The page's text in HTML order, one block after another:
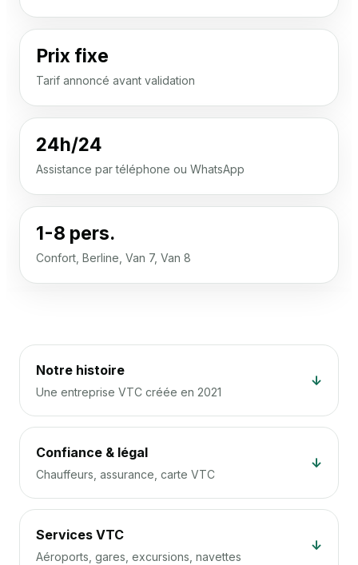
Prix fixe
Tarif annoncé avant validation
24h/24
Assistance par téléphone ou WhatsApp
1-8 pers.
Confort, Berline, Van 7, Van 8
Notre histoire
Une entreprise VTC créée en 2021
↓
Confiance & légal
Chauffeurs, assurance, carte VTC
↓
Services VTC
Aéroports, gares, excursions, navettes
↓